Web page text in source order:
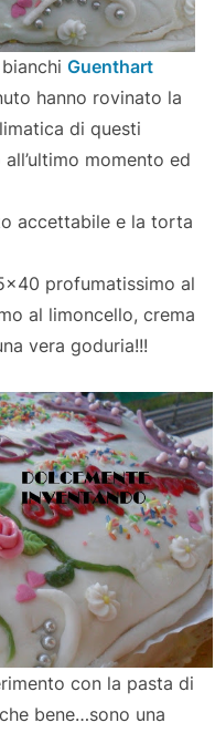
Guenthart
hanno rovinato la
di questi
momento ed
accettabile e la torta
profumatissimo al
al limoncello, crema
vera goduria!!!
con la pasta di
bene…sono una